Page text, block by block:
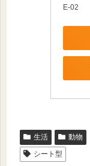
E-02
生活 動物
シート型